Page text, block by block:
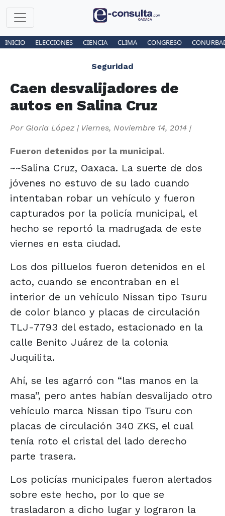
INICIO ELECCIONES CIENCIA CLIMA CONGRESO
Seguridad
Caen desvalijadores de
autos en Salina Cruz
Por Gloria López | Viernes, Noviembre 14, 2014 |
Fueron detenidos por la municipal.
~~Salina Cruz, Oaxaca. La suerte de dos
jóvenes no estuvo de su lado cuando
intentaban robar un vehículo y fueron
capturados por la policía municipal, el
hecho se reportó la madrugada de este
viernes en esta ciudad.
Los dos pilluelos fueron detenidos en el
acto, cuando se encontraban en el
interior de un vehículo Nissan tipo Tsuru
de color blanco y placas de circulación
TLJ-7793 del estado, estacionado en la
calle Benito Juárez de la colonia
Juquilita.
Ahí, se les agarró con “las manos en la
masa”, pero antes habían desvalijado otro
vehículo marca Nissan tipo Tsuru con
placas de circulación 340 ZKS, el cual
tenía roto el cristal del lado derecho
parte trasera.
Los policías municipales fueron alertados
sobre este hecho, por lo que se
trasladaron a dicho lugar y lograron la